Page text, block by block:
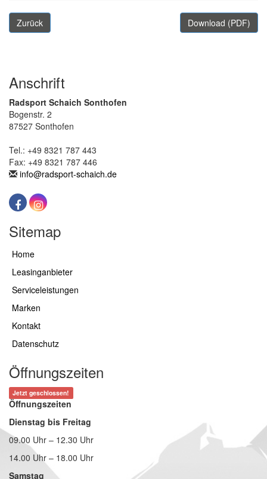
Zurück Download (PDF)
Anschrift
Radsport Schaich Sonthofen
Bogenstr. 2
87527 Sonthofen
Tel.: +49 8321 787 443
Fax: +49 8321 787 446
info@radsport-schaich.de
Sitemap
Home
Leasinganbieter
Serviceleistungen
Marken
Kontakt
Datenschutz
Öffnungszeiten
Jetzt geschlossen!
Öffnungszeiten
Dienstag bis Freitag
09.00 Uhr – 12.30 Uhr
14.00 Uhr – 18.00 Uhr
Samstag